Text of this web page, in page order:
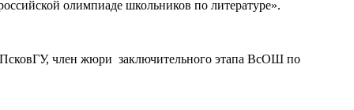
олимпиаде школьников по литературе».
ПсковГУ, член жюри заключительного этапа ВсОШ по